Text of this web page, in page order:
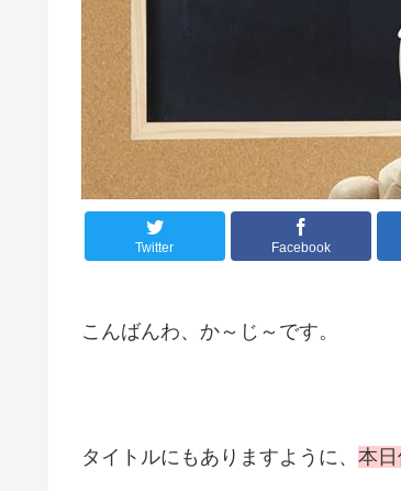
Twitter Facebook
こんばんわ、か～じ～です。
タイトルにもありますように、 本日